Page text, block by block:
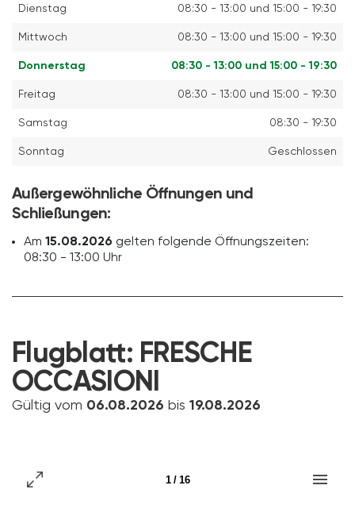
Dienstag 08:30 - 13:00 und 15:00 - 19:30
Mittwoch 08:30 - 13:00 und 15:00 - 19:30
Donnerstag 08:30 - 13:00 und 15:00 - 19:30
Freitag 08:30 - 13:00 und 15:00 - 19:30
Samstag 08:30 - 19:30
Sonntag Geschlossen
Außergewöhnliche Öffnungen und
Schließungen:
Am 15.08.2026 gelten folgende Öffnungszeiten:
08:30 - 13:00 Uhr
Flugblatt: FRESCHE
OCCASIONI
Gültig vom 06.08.2026 bis 19.08.2026